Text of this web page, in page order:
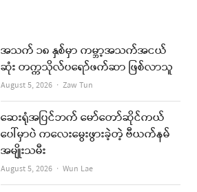
t
u
b
e
i
l
အသက် ၁၈ နှစ်မှာ ကမ္ဘာ့အသက်အငယ်
ဆုံး တက္ကသိုလ်ပရော်ဖက်ဆာ ဖြစ်လာသူ
August 5, 2026 Author
Zaw Tun
ဆေးရုံအပြင်ဘက် မော်တော်ဆိုင်ကယ်
ပေါ်မှာပဲ ကလေးမွေးဖွားခဲ့တဲ့ ဗီယက်နမ်
အမျိုးသမီး
August 5, 2026 Author
Wun Lae